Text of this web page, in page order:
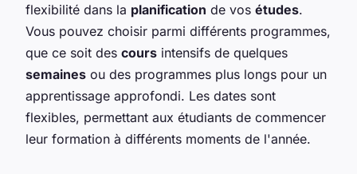
flexibilité dans la planification de vos études.
Vous pouvez choisir parmi différents programmes,
que ce soit des cours intensifs de quelques
semaines ou des programmes plus longs pour un
apprentissage approfondi. Les dates sont
flexibles, permettant aux étudiants de commencer
leur formation à différents moments de l'année.